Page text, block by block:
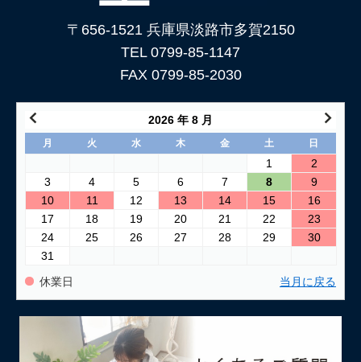
〒656-1521 兵庫県淡路市多賀2150
TEL 0799-85-1147
FAX 0799-85-2030
2026 年 8 月
月 火 水 木 金 土 日
1
2
3
4 5 6 7 8
9
10
11 12 13 14 15
16
17
18 19 20 21 22
23
24
25 26 27 28 29
30
31
休業日 当月に戻る